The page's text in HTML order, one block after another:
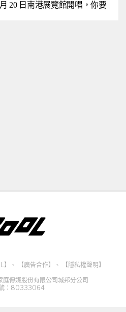
】 、 【廣告合作】 、
【隱私權聲明】
傳媒股份有限公司城邦分公司
：80333064